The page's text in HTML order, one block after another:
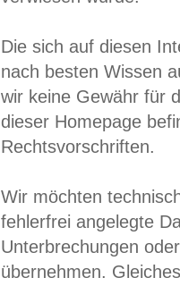
Die sich auf diesen
nach besten Wissen
wir keine Gewähr für
dieser Homepage
Rechtsvorschriften.
Wir möchten
fehlerfrei angelegte
Unterbrechungen
übernehmen.